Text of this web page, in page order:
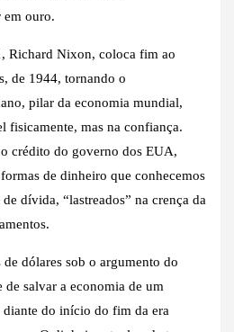
em ouro.
Richard Nixon, coloca fim ao
de 1944, tornando o
pilar da economia mundial,
fisicamente, mas na confiança.
crédito do governo dos EUA,
de dinheiro que conhecemos
de dívida, “lastreados” na crença da
dólares sob o argumento do
salvar a economia de um
diante do início do fim da era